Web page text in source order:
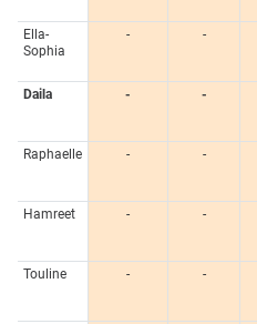
Ella-
Sophia
- -
Daila
- -
Raphaelle
- -
Hamreet
- -
Touline
- -